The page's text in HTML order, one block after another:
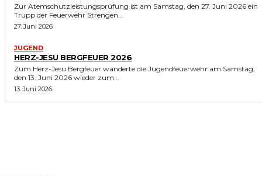
Zur Atemschutzleistungsprüfung ist am Samstag, den 27. Juni 2026 ein
Trupp der Feuerwehr Strengen...
27. Juni 2026
JUGEND
HERZ-JESU BERGFEUER 2026
Zum Herz-Jesu Bergfeuer wanderte die Jugendfeuerwehr am Samstag,
den 13. Juni 2026 wieder zum...
13. Juni 2026